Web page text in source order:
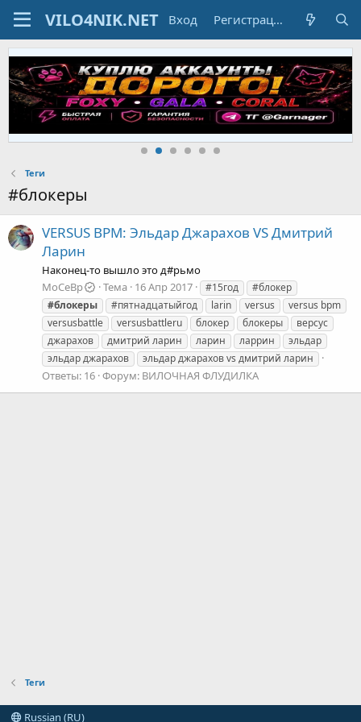
Вход Регистрация
Теги
#блокеры
VERSUS BPM: Эльдар Джарахов VS Дмитрий
Ларин
Наконец-то вышло это д#рьмо
MoCeBp
Тема 16 Апр 2017 #15год
#блокер
#блокеры
#пятнадцатыйгод larin versus
versus bpm
versusbattle
versusbattleru блокер блокеры
версус
джарахов
дмитрий ларин ларин ларрин
эльдар
эльдар джарахов
эльдар джарахов vs дмитрий ларин
Ответы: 16 Форум: ВИЛОЧНАЯ ФЛУДИЛКА
Теги
Russian (RU)